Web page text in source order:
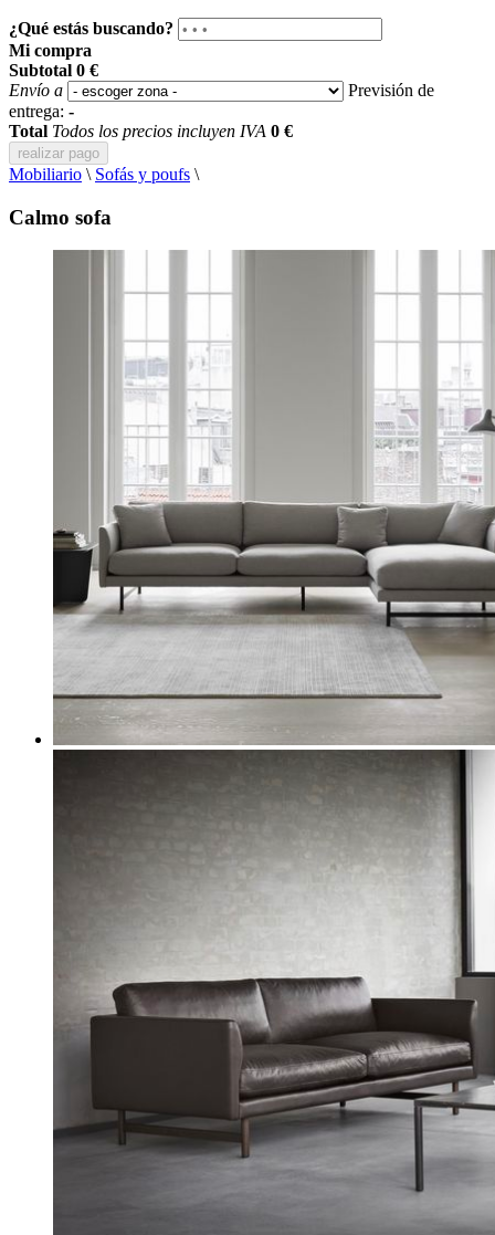
¿Qué estás buscando?
Mi compra
Subtotal 0 €
Envío a
Previsión de
entrega: -
Total Todos los precios incluyen IVA 0 €
realizar pago
Mobiliario \ Sofás y poufs \
Calmo sofa